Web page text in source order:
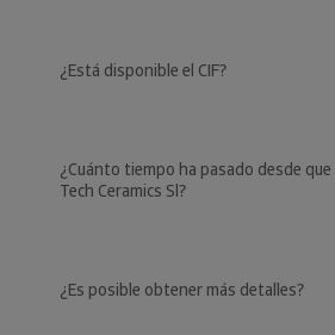
¿Está disponible el CIF?
¿Cuánto tiempo ha pasado desde que
Tech Ceramics Sl?
¿Es posible obtener más detalles?